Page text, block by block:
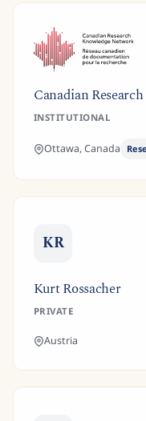
Canadian
INSTITUTIONAL
Ottawa,Canada
KR
Kurt Rossacher
PRIVATE
Austria